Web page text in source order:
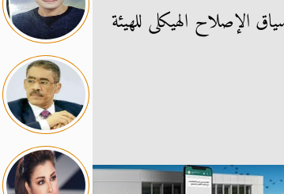
إلى 916 جنيه وهذا في سياق الإصلاح الهيكلى للهيئة